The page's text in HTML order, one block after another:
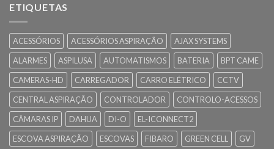
ETIQUETAS
ACESSÓRIOS ACESSÓRIOS ASPIRAÇÃO
AJAX SYSTEMS
ALARMES
ASPILUSA AUTOMATISMOS BATERIA
BPT CAME
CAMERAS-HD
CARREGADOR CARRO ELÉTRICO
CCTV
CENTRAL ASPIRAÇÃO
CONTROLADOR
CONTROLO-ACESSOS
CÂMARAS IP
DAHUA DI-O
EL-ICONNECT2
ESCOVA ASPIRAÇÃO
ESCOVAS FIBARO GREEN CELL
GV